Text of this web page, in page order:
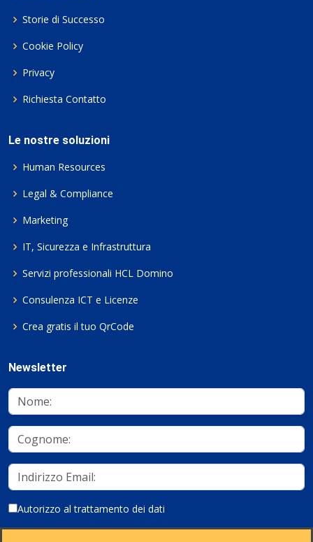
Storie di Successo
Cookie Policy
Privacy
Richiesta Contatto
Le nostre soluzioni
Human Resources
Legal & Compliance
Marketing
IT, Sicurezza e Infrastruttura
Servizi professionali HCL Domino
Consulenza ICT e Licenze
Crea gratis il tuo QrCode
Newsletter
Autorizzo al trattamento dei dati